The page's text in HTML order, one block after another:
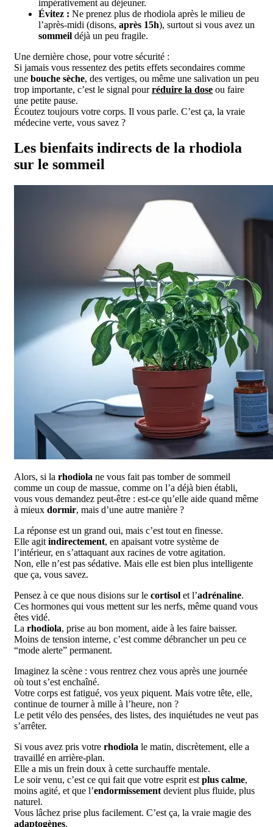
impérativement au déjeuner.
Évitez : Ne prenez plus de rhodiola après le milieu de
l’après-midi (disons, après 15h), surtout si vous avez un
sommeil déjà un peu fragile.
Une dernière chose, pour votre sécurité :
Si jamais vous ressentez des petits effets secondaires comme
une bouche sèche, des vertiges, ou même une salivation un peu
trop importante, c’est le signal pourréduire la dose ou faire
une petite pause.
Écoutez toujours votre corps. Il vous parle. C’est ça, la vraie
médecine verte, vous savez ?
Les bienfaits indirects de la rhodiola
sur le sommeil
Alors, si la rhodiola ne vous fait pas tomber de sommeil
comme un coup de massue, comme on l’a déjà bien établi,
vous vous demandez peut-être : est-ce qu’elle aide quand même
à mieux dormir, mais d’une autre manière ?
La réponse est un grand oui, mais c’est tout en finesse.
Elle agit indirectement, en apaisant votre système de
l’intérieur, en s’attaquant aux racines de votre agitation.
Non, elle n’est pas sédative. Mais elle est bien plus intelligente
que ça, vous savez.
Pensez à ce que nous disions sur le cortisol et l’adrénaline.
Ces hormones qui vous mettent sur les nerfs, même quand vous
êtes vidé.
La rhodiola, prise au bon moment, aide à les faire baisser.
Moins de tension interne, c’est comme débrancher un peu ce
“mode alerte” permanent.
Imaginez la scène : vous rentrez chez vous après une journée
où tout s’est enchaîné.
Votre corps est fatigué, vos yeux piquent. Mais votre tête, elle,
continue de tourner à mille à l’heure, non ?
Le petit vélo des pensées, des listes, des inquiétudes ne veut pas
s’arrêter.
Si vous avez pris votre rhodiola le matin, discrètement, elle a
travaillé en arrière-plan.
Elle a mis un frein doux à cette surchauffe mentale.
Le soir venu, c’est ce qui fait que votre esprit est plus calme,
moins agité, et que l’endormissement devient plus fluide, plus
naturel.
Vous lâchez prise plus facilement. C’est ça, la vraie magie des
adaptogènes.